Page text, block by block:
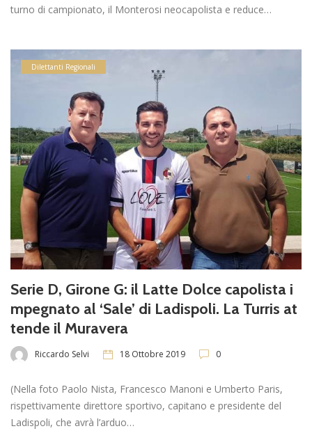
turno di campionato, il Monterosi neocapolista e reduce…
Dilettanti Regionali
Serie D, Girone G: il Latte Dolce capolista i
mpegnato al ‘Sale’ di Ladispoli. La Turris at
tende il Muravera
Riccardo Selvi 18 Ottobre 2019 0
(Nella foto Paolo Nista, Francesco Manoni e Umberto Paris,
rispettivamente direttore sportivo, capitano e presidente del
Ladispoli, che avrà l’arduo…